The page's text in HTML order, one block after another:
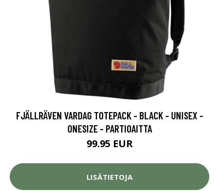
FJÄLLRÄVEN VARDAG TOTEPACK - BLACK - UNISEX -
ONESIZE - PARTIOAITTA
99.95 EUR
LISÄTIETOJA